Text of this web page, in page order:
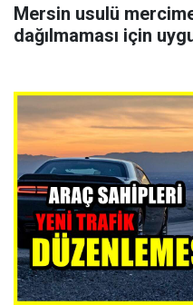
Mersin usulü
dağılmaması için